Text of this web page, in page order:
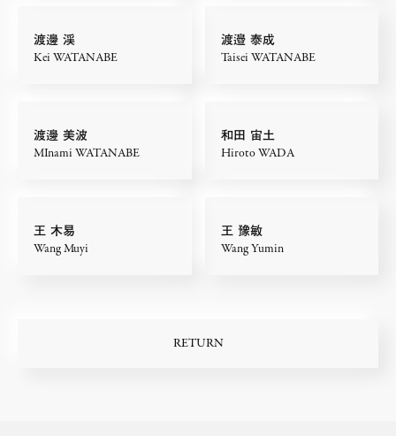
渡邊 渓
Kei WATANABE
渡邉 泰成
Taisei WATANABE
渡邊 美波
MInami WATANABE
和田 宙土
Hiroto WADA
王 木易
Wang Muyi
王 豫敏
Wang Yumin
RETURN